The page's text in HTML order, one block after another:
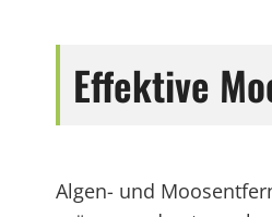
Effektive
Algen- und